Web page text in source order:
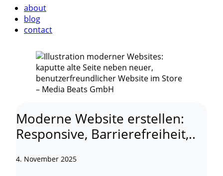
about
blog
contact
Moderne Website erstellen:
Responsive, Barrierefreiheit,..
4. November 2025